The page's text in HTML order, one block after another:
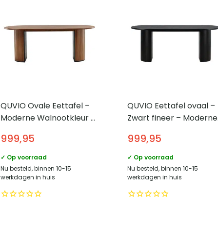
QUVIO Ovale Eettafel –
Moderne Walnootkleur –
Walnootfineer
999,95
✓ Op voorraad
Nu besteld, binnen 10-15
werkdagen in huis
QUVIO Eettafel ovaal –
Zwart fineer – Moderne
999,95
✓ Op voorraad
Nu besteld, binnen 10-15
werkdagen in huis